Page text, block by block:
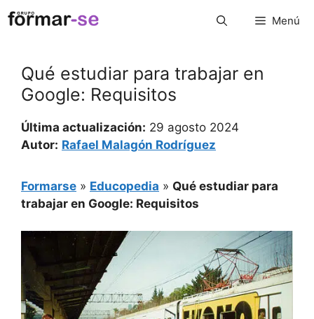
Saltar
al
Menú
Qué estudiar para trabajar en
Google: Requisitos
Última actualización: 29 agosto 2024
Autor: Rafael Malagón Rodríguez
Formarse » Educopedia » Qué estudiar para
trabajar en Google: Requisitos